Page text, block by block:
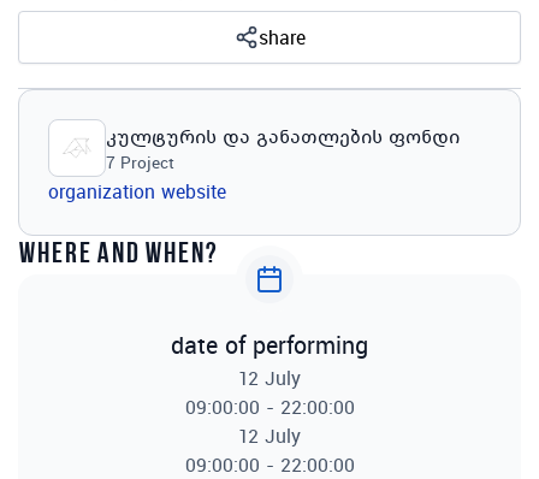
share
კულტურის და განათლების ფონდი
7 Project
organization website
where and when?
date of performing
12 July
09:00:00 - 22:00:00
12 July
09:00:00 - 22:00:00